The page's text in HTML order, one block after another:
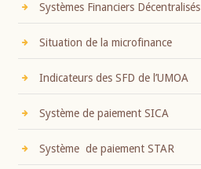
Systèmes Financiers Décentralisés
Situation de la microfinance
Indicateurs des SFD de l’UMOA
Système de paiement SICA
Système de paiement STAR